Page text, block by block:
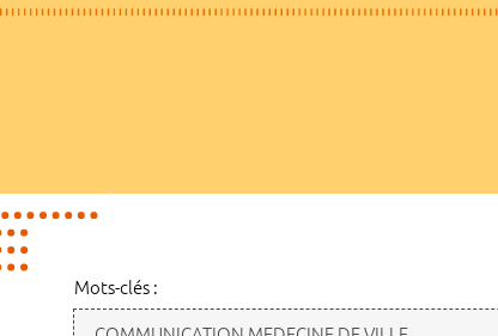
Mots-clés :